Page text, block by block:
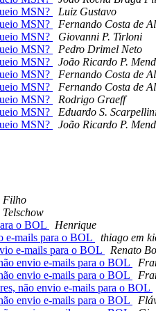
MSN?
Luiz Gustavo
MSN?
Fernando Costa de
MSN?
Giovanni P. Tirloni
MSN?
Pedro Drimel Neto
MSN?
João Ricardo P.
MSN?
Fernando Costa de
MSN?
Fernando Costa de
MSN?
Rodrigo Graeff
MSN?
Eduardo S.
MSN?
João Ricardo P.
Filho
o BOL
Henrique
e-mails para o BOL
thiago em
e-mails para o BOL
Renato
envio e-mails para o BOL
envio e-mails para o BOL
não envio e-mails para o BOL
envio e-mails para o BOL